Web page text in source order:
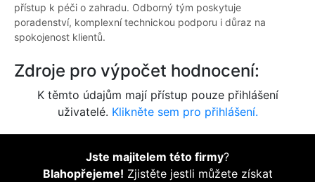
přístup k péči o zahradu. Odborný tým poskytuje
poradenství, komplexní technickou podporu i důraz na
spokojenost klientů.
Zdroje pro výpočet hodnocení:
K těmto údajům mají přístup pouze přihlášení
uživatelé. Klikněte sem pro přihlášení.
Jste majitelem této firmy?
Blahopřejeme! Zjistěte jestli můžete získat